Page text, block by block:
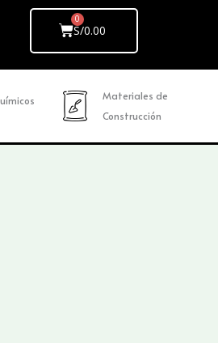
S/0.00
Cart
Materiales de
Construcción